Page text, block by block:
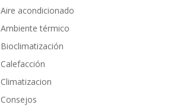
Aire acondicionado
Ambiente térmico
Bioclimatización
Calefacción
Climatizacion
Consejos